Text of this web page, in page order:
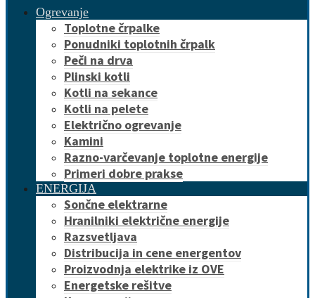
Ogrevanje
Toplotne črpalke
Ponudniki toplotnih črpalk
Peči na drva
Plinski kotli
Kotli na sekance
Kotli na pelete
Električno ogrevanje
Kamini
Razno-varčevanje toplotne energije
Primeri dobre prakse
ENERGIJA
Sončne elektrarne
Hranilniki električne energije
Razsvetljava
Distribucija in cene energentov
Proizvodnja elektrike iz OVE
Energetske rešitve